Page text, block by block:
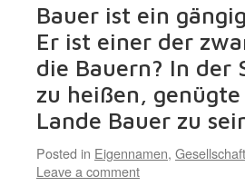
Bauer ist ein
Er ist einer der
die Bauern? In der
zu heißen,
Lande Bauer zu
Posted in Eigennamen, Gesellschaft
Leave a comment